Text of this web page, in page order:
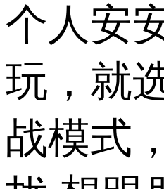
个人安
玩，就
战模式